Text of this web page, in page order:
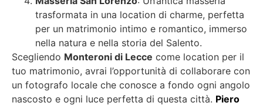
trasformata in una location di charme, perfetta
per un matrimonio intimo e romantico, immerso
nella natura e nella storia del Salento.
Scegliendo Monteroni di Lecce come location per il
tuo matrimonio, avrai l’opportunità di collaborare con
un fotografo locale che conosce a fondo ogni angolo
nascosto e ogni luce perfetta di questa città. Piero